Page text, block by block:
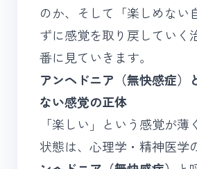
のか、そして「楽しめない
ずに感覚を取り戻していく
番に見ていきます。
アンヘドニア（無快感症）
ない感覚の正体
「楽しい」という感覚が薄
状態は、心理学・精神医学